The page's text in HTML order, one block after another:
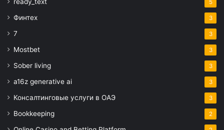
ready_text 5
Финтех 3
7 3
Mostbet 3
Sober living 3
a16z generative ai 3
Консалтинговые услуги в ОАЭ 3
Bookkeeping 2